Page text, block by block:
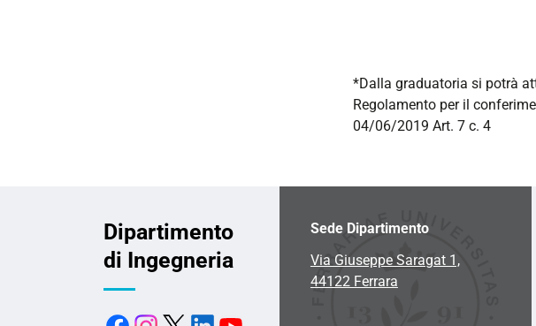
*Dalla graduatoria si potrà
Regolamento per il
04/06/2019 Art. 7 c. 4
Dipartimento
di Ingegneria
Sede Dipartimento
Via Giuseppe Saragat 1,
44122 Ferrara